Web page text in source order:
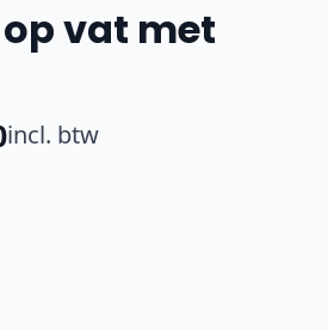
vat met
incl. btw